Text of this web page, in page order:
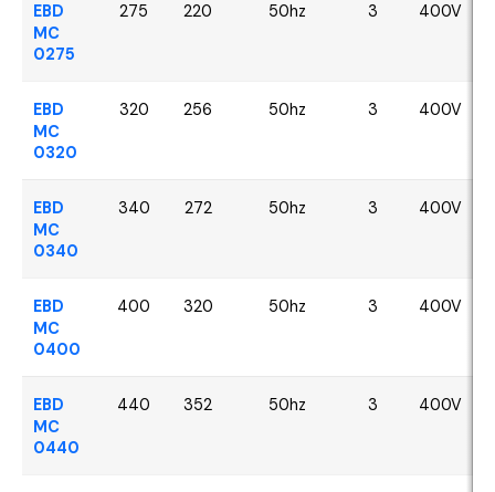
EBD
MC
0275
275 220 50hz 3 400V
EBD
MC
0320
320 256 50hz 3 400V
EBD
MC
0340
340 272 50hz 3 400V
EBD
MC
0400
400 320 50hz 3 400V
EBD
MC
0440
440 352 50hz 3 400V